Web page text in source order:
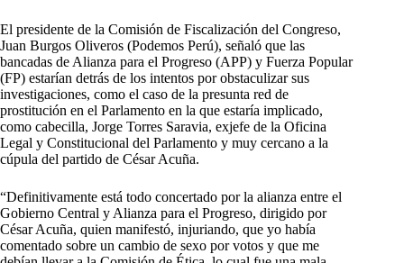
El presidente de la Comisión de Fiscalización del Congreso,
Juan Burgos Oliveros (Podemos Perú), señaló que las
bancadas de Alianza para el Progreso (APP) y Fuerza Popular
(FP) estarían detrás de los intentos por obstaculizar sus
investigaciones, como el caso de la presunta red de
prostitución en el Parlamento en la que estaría implicado,
como cabecilla, Jorge Torres Saravia, exjefe de la Oficina
Legal y Constitucional del Parlamento y muy cercano a la
cúpula del partido de César Acuña.
“Definitivamente está todo concertado por la alianza entre el
Gobierno Central y Alianza para el Progreso, dirigido por
César Acuña, quien manifestó, injuriando, que yo había
comentado sobre un cambio de sexo por votos y que me